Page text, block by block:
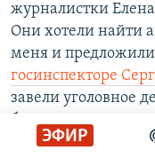
ЭФИР
журналистки
Они хотели найти
меня и предложили
госинспекторе
завели уголовное
браконьеров.
На сегодняшний